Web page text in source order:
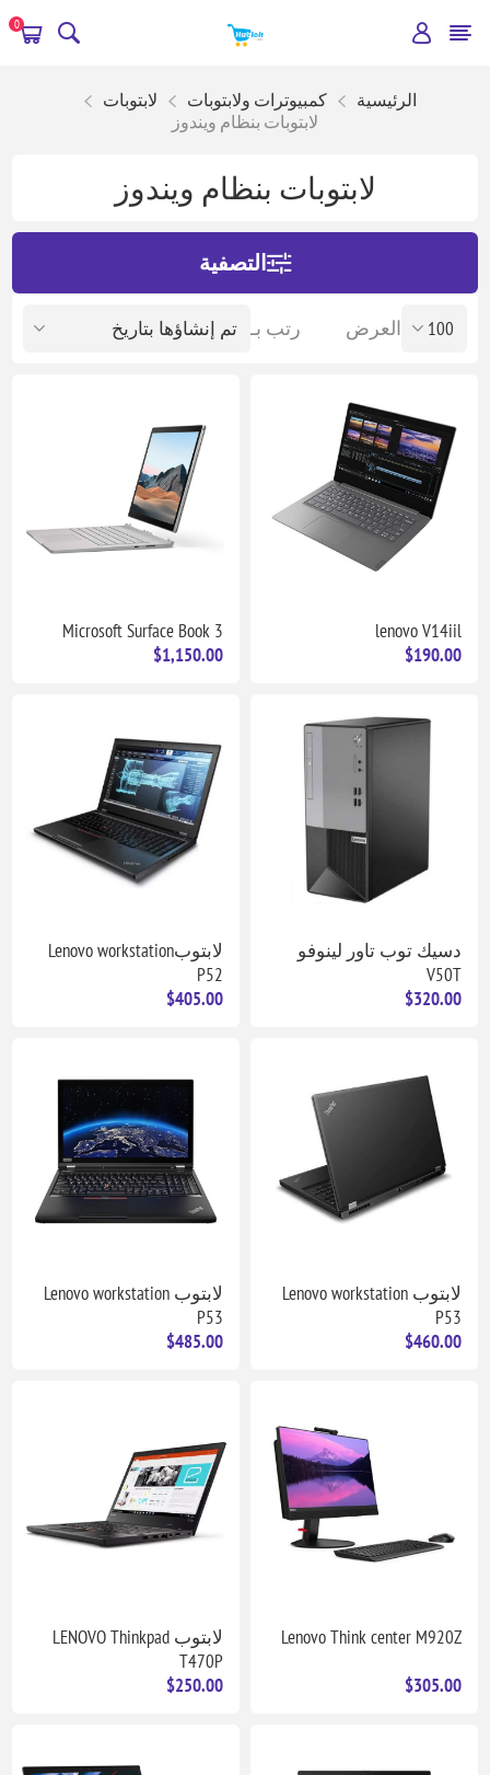
0
الرئيسية كمبيوترات ولابتوبات
لابتوبات
لابتوبات بنظام ويندوز
لابتوبات بنظام ويندوز
التصفية
رتب بـ العرض
lenovo V14iil
$190.00
Microsoft Surface Book 3
$1,150.00
دسيك توب تاور لينوفو
V50T
$320.00
لابتوبLenovo workstation
P52
$405.00
لابتوب Lenovo workstation
P53
$460.00
لابتوب Lenovo workstation
P53
$485.00
Lenovo Think center M920Z
$305.00
لابتوب LENOVO Thinkpad
T470P
$250.00